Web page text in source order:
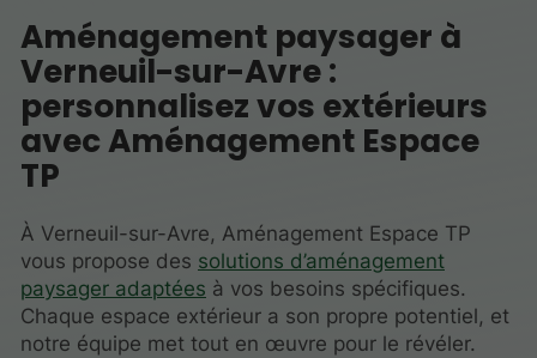
Aménagement paysager à
Verneuil-sur-Avre :
personnalisez vos extérieurs
avec Aménagement Espace
TP
À Verneuil-sur-Avre, Aménagement Espace TP
vous propose des solutions d’aménagement
paysager adaptées à vos besoins spécifiques.
Chaque espace extérieur a son propre potentiel, et
notre équipe met tout en œuvre pour le révéler.